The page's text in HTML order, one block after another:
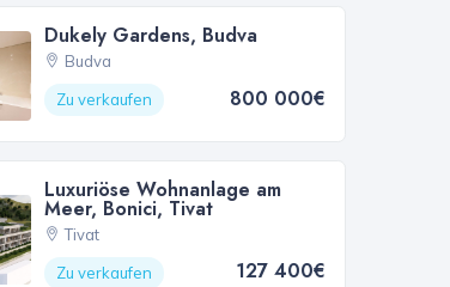
Dukely Gardens, Budva
Budva
Zu verkaufen
800 000€
Luxuriöse Wohnanlage am
Meer, Bonici, Tivat
Tivat
Zu verkaufen
127 400€